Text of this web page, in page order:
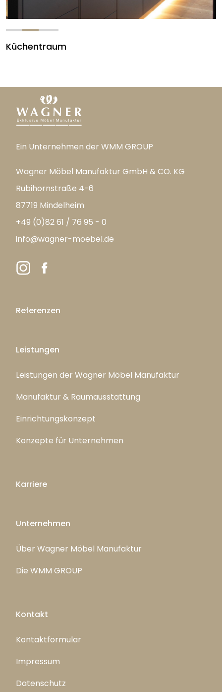
Küchentraum
Ein Unternehmen der WMM GROUP
Wagner Möbel Manufaktur GmbH & CO. KG
Rubihornstraße 4-6
87719 Mindelheim
+49 (0)82 61 / 76 95 - 0
info@wagner-moebel.de
Referenzen
Leistungen
Leistungen der Wagner Möbel Manufaktur
Manufaktur & Raumausstattung
Einrichtungskonzept
Konzepte für Unternehmen
Karriere
Unternehmen
Über Wagner Möbel Manufaktur
Die WMM GROUP
Kontakt
Kontaktformular
Impressum
Datenschutz